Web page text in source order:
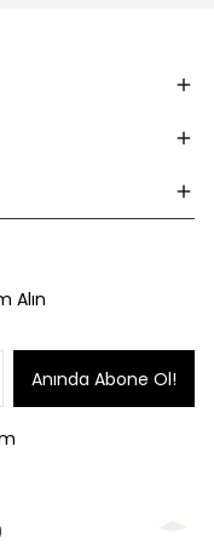
Alın
Anında Abone Ol!